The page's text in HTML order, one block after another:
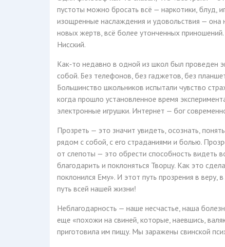
пустоты можно бросать всё — наркотики, блуд,
изощренные наслаждения и удовольствия — она
новых жертв, всё более утонченных
Нисский.
Как-то недавно в одной из школ был проведен
собой. Без телефонов, без гаджетов, без
Большинство школьников испытали чувство
когда прошло установленное время
электронные игрушки. Интернет — бог
Прозреть — это значит увидеть, осознать,
рядом с собой, с его страданиями и болью.
от слепоты — это обрести способность
благодарить и поклоняться Творцу. Как это
поклонился Ему». И этот путь прозрения в веру,
путь всей нашей жизни!
Неблагодарность — наше несчастье, наша
еще «похожи на свиней, которые, наевшись,
приготовила им пищу. Мы заражены свинской